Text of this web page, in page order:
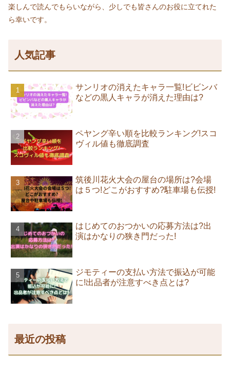
楽しんで読んでもらいながら、少しでも皆さんのお役に立てれた
ら幸いです。
人気記事
サンリオの消えたキャラ一覧!ビビンバ
などの黒人キャラが消えた理由は?
ペヤング辛い順を比較ランキング!スコ
ヴィル値も徹底調査
筑後川花火大会の屋台の場所は?会場
は５つ!どこがおすすめ?駐車場も伝授!
はじめてのおつかいの応募方法は?出
演はかなりの狭き門だった!
ジモティーの支払い方法で振込が可能
に!出品者が注意すべき点とは?
最近の投稿